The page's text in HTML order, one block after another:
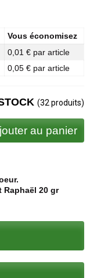
Vous économisez
0,01 € par article
0,05 € par article
(32 produits)
au panier
Raphaël 20 gr